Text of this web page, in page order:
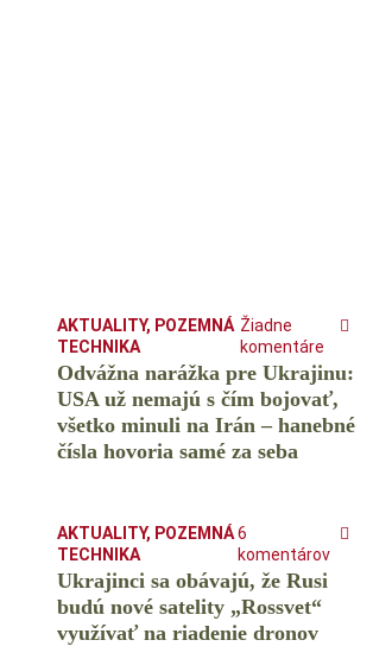
AKTUALITY, POZEMNÁ
TECHNIKA
Žiadne
komentáre
Odvážna narážka pre Ukrajinu:
USA už nemajú s čím bojovať,
všetko minuli na Irán – hanebné
čísla hovoria samé za seba
AKTUALITY, POZEMNÁ
TECHNIKA
6
komentárov
Ukrajinci sa obávajú, že Rusi
budú nové satelity „Rossvet“
využívať na riadenie dronov